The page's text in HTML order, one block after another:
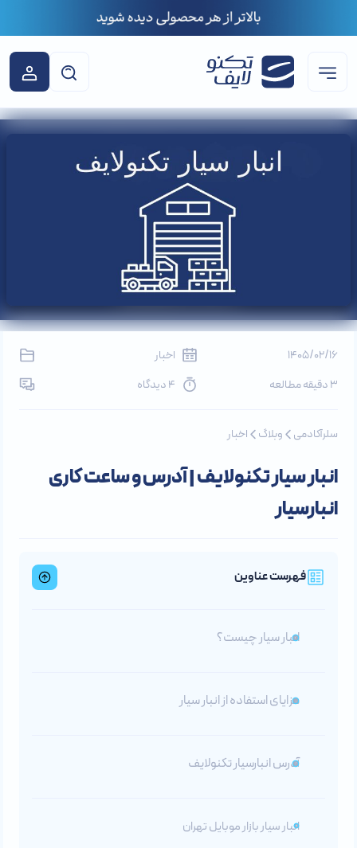
1405/02/16
اخبار
3 دقیقه مطالعه
4 دیدگاه
سلرآکادمی وبلاگ اخبار
انبار سیار تکنولایف | آدرس و ساعت‌ کاری
انبارسیار
فهرست عناوین
انبار سیار چیست؟
مزایای استفاده از انبار سیار
آدرس انبارسیار تکنولایف
انبار سیار بازار موبایل تهران